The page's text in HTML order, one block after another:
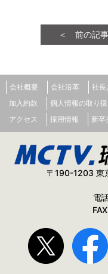
＜ 前の記事
会社概要 会社沿革 社長
加入約款
個人情報の取り
アクセス
採用情報 新卒
〒190-1203 東
電